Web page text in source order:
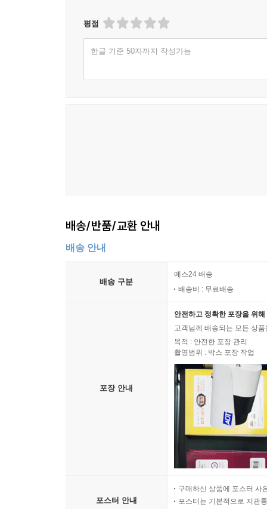
평점
한글 기준 50자까지 작성가능
배송/반품/교환 안내
배송 안내
배송 구분
예스24 배송
배송비 : 무료배송
포장 안내
안전하고 정확한 포장을 위
고객님께 배송되는 모든 상
목적 : 안전한 포장 관리
촬영범위 : 박스 포장 작업
포스터 안내
구매하신 상품에 포스터 사
포스터는 기본적으로 지관